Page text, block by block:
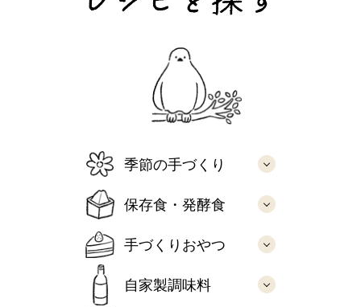
季節の手づくり
保存食・発酵食
手づくりおやつ
自家製調味料